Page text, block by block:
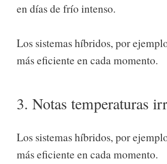
en días de frío intenso.
Los sistemas híbridos, por
más eficiente en cada momento.
3. Notas temperaturas
Los sistemas híbridos, por
más eficiente en cada momento.